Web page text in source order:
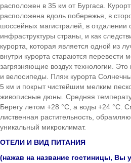
расположен в 35 км от Бургаса.
расположена вдоль побережья, в
шоссейных магистралей, в
инфраструктуры страны, и как
курорта, которая является одной из
внутри курорта стараются перевести
загрязняющие воздух технологии.
и велосипеды. Пляж курорта
5 км и покрыт чистейшим мелким
живописные дюны. Средняя
Берегу летом +28 °С, а воды +24 °С.
лиственная растительность,
уникальный микроклимат.
ОТЕЛИ И ВИД ПИТАНИЯ
(нажав на название гостиницы, Вы
Приморско
Ривьера
Балчик
Бургас
Банско
Пампорово
Боровец